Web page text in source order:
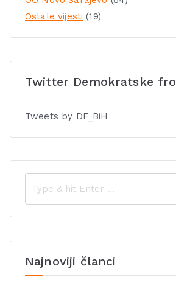
Ostale vijesti (19)
Twitter Demokratske
Tweets by DF_BiH
Najnoviji članci